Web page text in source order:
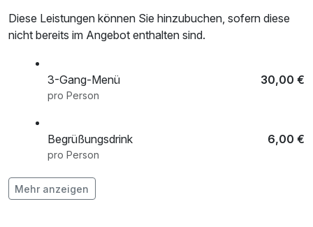
Diese Leistungen können Sie hinzubuchen, sofern diese
nicht bereits im Angebot enthalten sind.
3-Gang-Menü 30,00 €
pro Person
Begrüßungsdrink 6,00 €
pro Person
Einstündige Stadtführung durch Fulda
Mehr anzeigen